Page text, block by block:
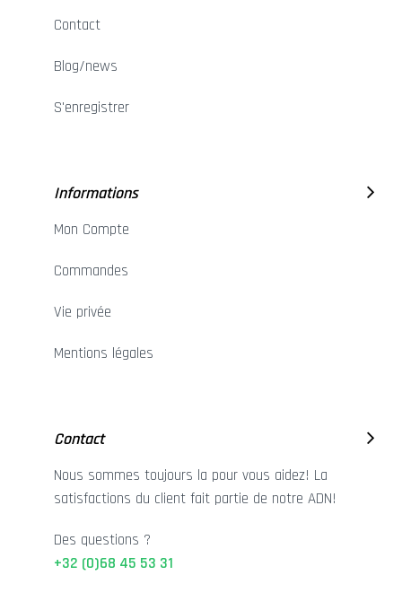
Contact
Blog/news
S'enregistrer
Informations
Mon Compte
Commandes
Vie privée
Mentions légales
Contact
Nous sommes toujours la pour vous aidez! La
satisfactions du client fait partie de notre ADN!
Des questions ?
+32 (0)68 45 53 31